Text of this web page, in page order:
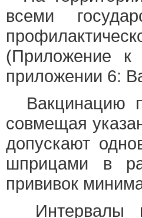
всеми
(Приложение
приложении 6:
Вакцинацию
совмещая
допускают
шприцами в
прививок
Интервалы